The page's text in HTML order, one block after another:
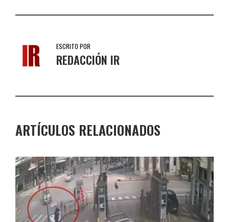
ESCRITO POR
REDACCIÓN IR
ARTÍCULOS RELACIONADOS